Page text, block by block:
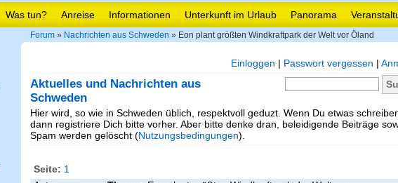
Was tun? Anreise Informationen Unterkunft im Urlaub Panorama
Forum » Nachrichten aus Schweden » Eon plant größten Windkraftpark der Welt vor Öland
Einloggen | Passwort vergessen |
Aktuelles und Nachrichten aus
Schweden
Hier wird, so wie in Schweden üblich, respektvoll geduzt. Wenn Du etwas
dann registriere Dich bitte vorher. Aber bitte denke dran, beleidigende Beiträge
Spam werden gelöscht (Nutzungsbedingungen).
Seite: 1